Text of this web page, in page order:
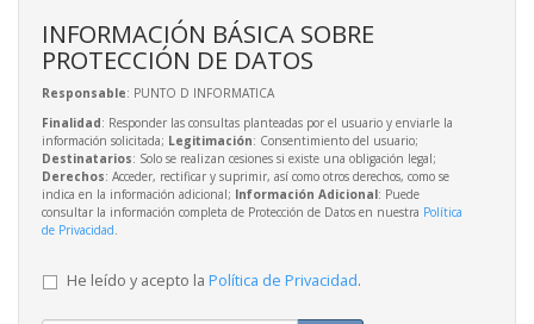
INFORMACIÓN BÁSICA SOBRE
PROTECCIÓN DE DATOS
Responsable: PUNTO D INFORMATICA
Finalidad: Responder las consultas planteadas por el usuario y enviarle la
información solicitada; Legitimación: Consentimiento del usuario;
Destinatarios: Solo se realizan cesiones si existe una obligación legal;
Derechos: Acceder, rectificar y suprimir, así como otros derechos, como se
indica en la información adicional; Información Adicional: Puede
consultar la información completa de Protección de Datos en nuestra Política
de Privacidad
He leído y acepto la Política de Privacidad.